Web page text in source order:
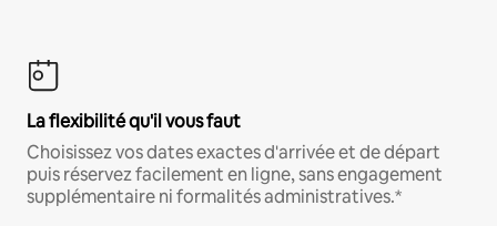
La flexibilité qu'il vous faut
Choisissez vos dates exactes d'arrivée et de départ
puis réservez facilement en ligne, sans engagement
supplémentaire ni formalités administratives.*